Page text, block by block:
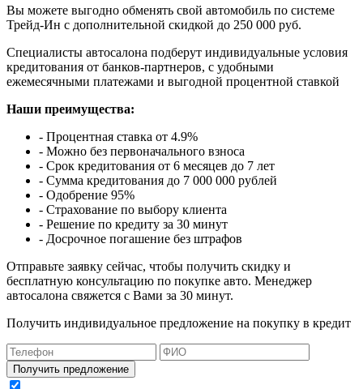
Вы можете выгодно обменять свой автомобиль по системе
Трейд-Ин с дополнительной скидкой до 250 000 руб.
Специалисты автосалона подберут индивидуальные условия
кредитования от банков-партнеров, с удобными
ежемесячными платежами и выгодной процентной ставкой
Наши преимущества:
- Процентная ставка от 4.9%
- Можно без первоначального взноса
- Срок кредитования от 6 месяцев до 7 лет
- Сумма кредитования до 7 000 000 рублей
- Одобрение 95%
- Страхование по выбору клиента
- Решение по кредиту за 30 минут
- Досрочное погашение без штрафов
Отправьте заявку сейчас, чтобы получить скидку и
бесплатную консультацию по покупке авто. Менеджер
автосалона свяжется с Вами за 30 минут.
Получить индивидуальное предложение на покупку в кредит
Получить предложение